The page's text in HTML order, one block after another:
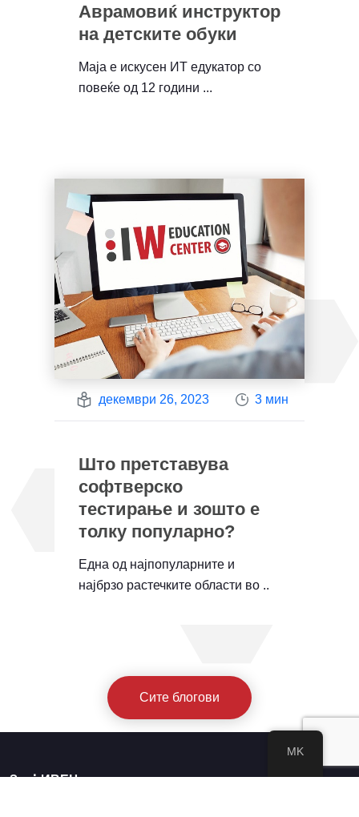
Аврамовиќ инструктор
на детските обуки
Маја е искусен ИТ едукатор со
повеќе од 12 години ...
декември 26, 2023 3 мин
Што претставува
софтверско
тестирање и зошто е
толку популарно?
Една од најпопуларните и
најбрзо растечките области во ..
Сите блогови
За ⋮ИВЕЦ
MK